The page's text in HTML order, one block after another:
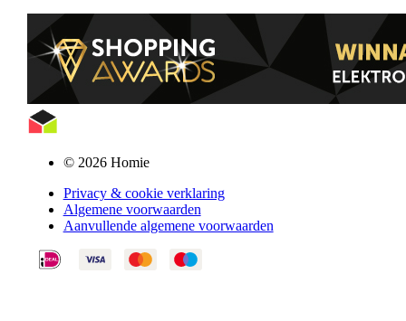
© 2026 Homie
Privacy & cookie verklaring
Algemene voorwaarden
Aanvullende algemene voorwaarden